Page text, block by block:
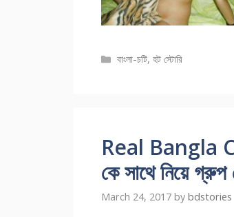
Categories
বাংলা-চটি,হট স্টোরি
Real Bangla
কে সাথে নিয়ে গ্রুপ
March 24, 2017 by bdstories